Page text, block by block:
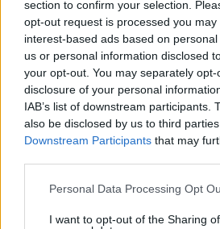
section to confirm your selection.
opt-out request is processed you may
interest-based ads based on
us or personal information disclosed
your opt-out. You may separately
disclosure of your personal
IAB’s list of downstream participants.
also be disclosed by us to third
Downstream Participants that may
Please note that this website/app
not limited to your visit or usage
Personal Data Processing Opt
I want to opt-out of the Sharing
Loaded:
100.00%
«Κάτι απέσπασε την προσοχή
αίτια του δυστυχήματος στις
07.08.2026, 18:54